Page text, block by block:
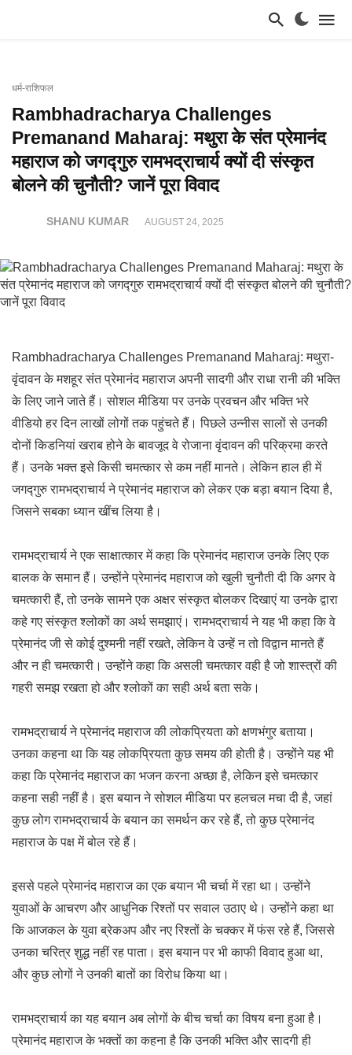
धर्म-राशिफल
Rambhadracharya Challenges
Premanand Maharaj: मथुरा के संत प्रेमानंद
महाराज को जगद्गुरु रामभद्राचार्य क्यों दी संस्कृत
बोलने की चुनौती? जानें पूरा विवाद
SHANU KUMAR AUGUST 24, 2025
Rambhadracharya Challenges Premanand Maharaj: मथुरा-
वृंदावन के मशहूर संत प्रेमानंद महाराज अपनी सादगी और राधा रानी की भक्ति
के लिए जाने जाते हैं। सोशल मीडिया पर उनके प्रवचन और भक्ति भरे
वीडियो हर दिन लाखों लोगों तक पहुंचते हैं। पिछले उन्नीस सालों से उनकी
दोनों किडनियां खराब होने के बावजूद वे रोजाना वृंदावन की परिक्रमा करते
हैं। उनके भक्त इसे किसी चमत्कार से कम नहीं मानते। लेकिन हाल ही में
जगद्गुरु रामभद्राचार्य ने प्रेमानंद महाराज को लेकर एक बड़ा बयान दिया है,
जिसने सबका ध्यान खींच लिया है।
रामभद्राचार्य ने एक साक्षात्कार में कहा कि प्रेमानंद महाराज उनके लिए एक
बालक के समान हैं। उन्होंने प्रेमानंद महाराज को खुली चुनौती दी कि अगर वे
चमत्कारी हैं, तो उनके सामने एक अक्षर संस्कृत बोलकर दिखाएं या उनके द्वारा
कहे गए संस्कृत श्लोकों का अर्थ समझाएं। रामभद्राचार्य ने यह भी कहा कि वे
प्रेमानंद जी से कोई दुश्मनी नहीं रखते, लेकिन वे उन्हें न तो विद्वान मानते हैं
और न ही चमत्कारी। उन्होंने कहा कि असली चमत्कार वही है जो शास्त्रों की
गहरी समझ रखता हो और श्लोकों का सही अर्थ बता सके।
रामभद्राचार्य ने प्रेमानंद महाराज की लोकप्रियता को क्षणभंगुर बताया।
उनका कहना था कि यह लोकप्रियता कुछ समय की होती है। उन्होंने यह भी
कहा कि प्रेमानंद महाराज का भजन करना अच्छा है, लेकिन इसे चमत्कार
कहना सही नहीं है। इस बयान ने सोशल मीडिया पर हलचल मचा दी है, जहां
कुछ लोग रामभद्राचार्य के बयान का समर्थन कर रहे हैं, तो कुछ प्रेमानंद
महाराज के पक्ष में बोल रहे हैं।
इससे पहले प्रेमानंद महाराज का एक बयान भी चर्चा में रहा था। उन्होंने
युवाओं के आचरण और आधुनिक रिश्तों पर सवाल उठाए थे। उन्होंने कहा था
कि आजकल के युवा ब्रेकअप और नए रिश्तों के चक्कर में फंस रहे हैं, जिससे
उनका चरित्र शुद्ध नहीं रह पाता। इस बयान पर भी काफी विवाद हुआ था,
और कुछ लोगों ने उनकी बातों का विरोध किया था।
रामभद्राचार्य का यह बयान अब लोगों के बीच चर्चा का विषय बना हुआ है।
प्रेमानंद महाराज के भक्तों का कहना है कि उनकी भक्ति और सादगी ही